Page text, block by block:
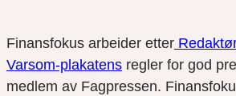
Finansfokus arbeider etter
Varsom-plakatens regler for god
medlem av Fagpressen.